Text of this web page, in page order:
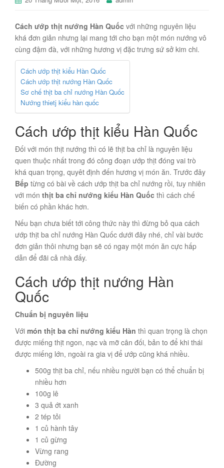
Cách ướp thịt nướng Hàn Quốc với những nguyên liệu
khá đơn giản nhưng lại mang tới cho bạn một món nướng vô
cùng đậm đà, với những hương vị đặc trưng sứ sở kim chi.
Cách ướp thịt kiểu Hàn Quốc
Cách ướp thịt nướng Hàn Quốc
Sơ chế thịt ba chỉ nướng Hàn Quốc
Nướng thietj kiểu hàn quốc
Cách ướp thịt kiểu Hàn Quốc
Đối với món thịt nướng thì có lẽ thịt ba chỉ là nguyên liệu
quen thuộc nhất trong đó công đoạn ướp thịt đóng vai trò
khá quan trọng, quyêt định đến hương vị món ăn. Trước đây
Bếp từng có bài về cách ướp thịt ba chỉ nướng rồi, tuy nhiên
với món thịt ba chỉ nướng kiểu Hàn Quốc thì cách chế
biến có phần khác hơn.
Nếu bạn chưa biết tới công thức này thì đừng bỏ qua cách
ướp thịt ba chỉ nướng Hàn Quốc dưới đây nhé, chỉ vài bước
đơn giản thôi nhưng bạn sẽ có ngay một món ăn cực hấp
dẫn để đãi cả nhà đấy.
Cách ướp thịt nướng Hàn
Quốc
Chuẩn bị nguyên liệu
Với món thịt ba chỉ nướng kiểu Hàn thì quan trọng là chọn
được miếng thịt ngon, nạc và mỡ cân đối, bản to để khi thái
được miếng lớn, ngoài ra gia vị để ướp cũng khá nhiều.
500g thịt ba chỉ, nếu nhiều người bạn có thể chuẩn bị
nhiều hơn
100g lê
3 quả ớt xanh
2 tép tỏi
1 củ hành tây
1 củ gừng
Vừng rang
Đường